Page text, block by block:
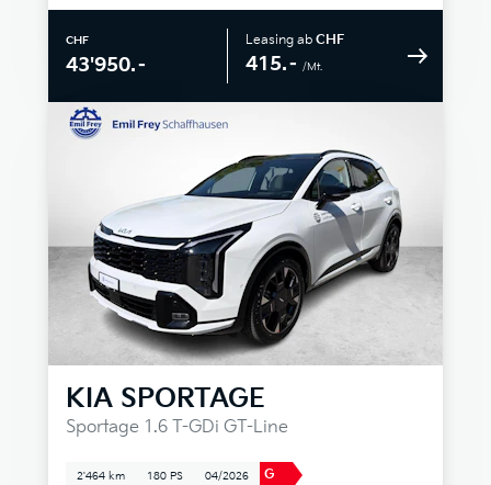
CHF
43'950.–
Leasing ab CHF
415.– /Mt.
KIA SPORTAGE
Sportage 1.6 T-GDi GT-Line
2'464 km 180 PS 04/2026 G